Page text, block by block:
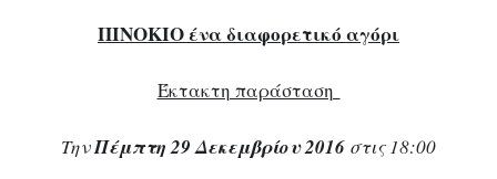
ΠΙΝΟΚΙΟ ένα διαφορετικό αγόρι
Έκτακτη παράσταση
ΤηνΠέμπτη 29 Δεκεμβρίου 2016 στις 18:00